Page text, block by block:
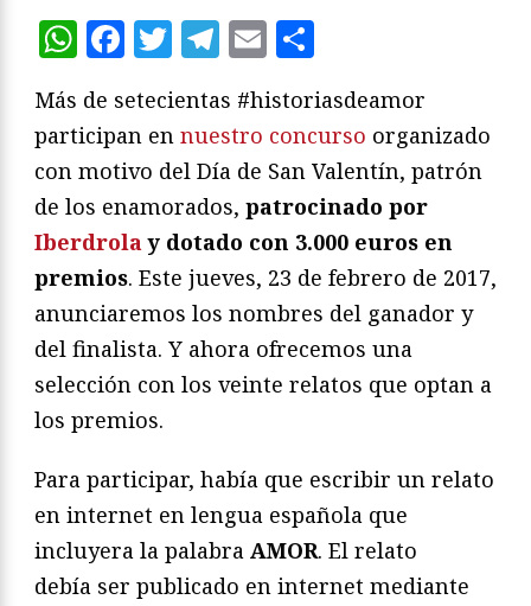
WhatsApp
Facebook
Twitter
Telegram
Email
Más de setecientas #historiasdeamor
participan en nuestro concurso organizado
con motivo del Día de San Valentín, patrón
de los enamorados, patrocinado por
Iberdrolay dotado con 3.000 euros en
premios. Este jueves, 23 de febrero de 2017,
anunciaremos los nombres del ganador y
del finalista. Y ahora ofrecemos una
selección con los veinte relatos que optan a
los premios.
Para participar, había que escribir un relato
en internet en lengua española que
incluyera la palabra AMOR. El relato
debía ser publicado en internet mediante